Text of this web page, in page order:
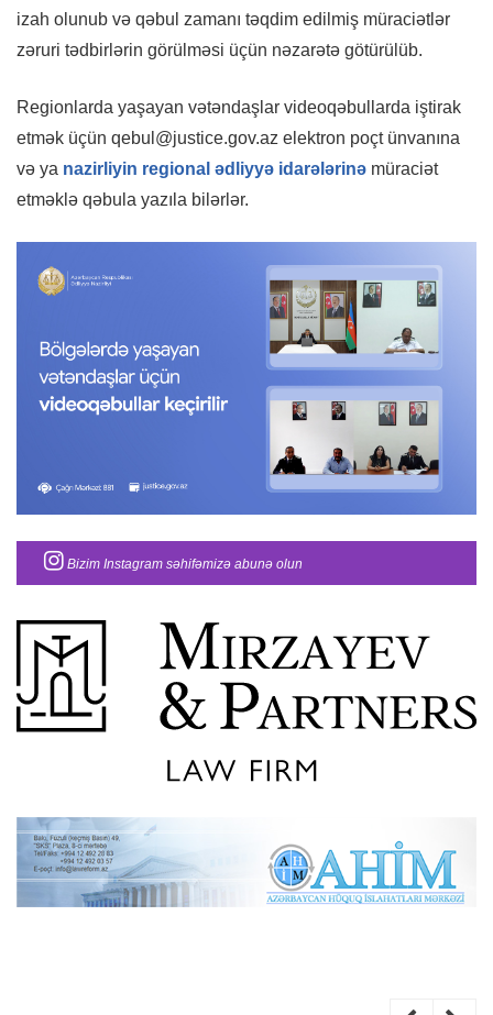
izah olunub və qəbul zamanı təqdim edilmiş müraciətlər
zəruri tədbirlərin görülməsi üçün nəzarətə götürülüb.
Regionlarda yaşayan vətəndaşlar videoqəbullarda iştirak
etmək üçün qebul@justice.gov.az elektron poçt ünvanına
və ya nazirliyin regional ədliyyə idarələrinə müraciət
etməklə qəbula yazıla bilərlər.
Bizim Instagram səhifəmizə abunə olun